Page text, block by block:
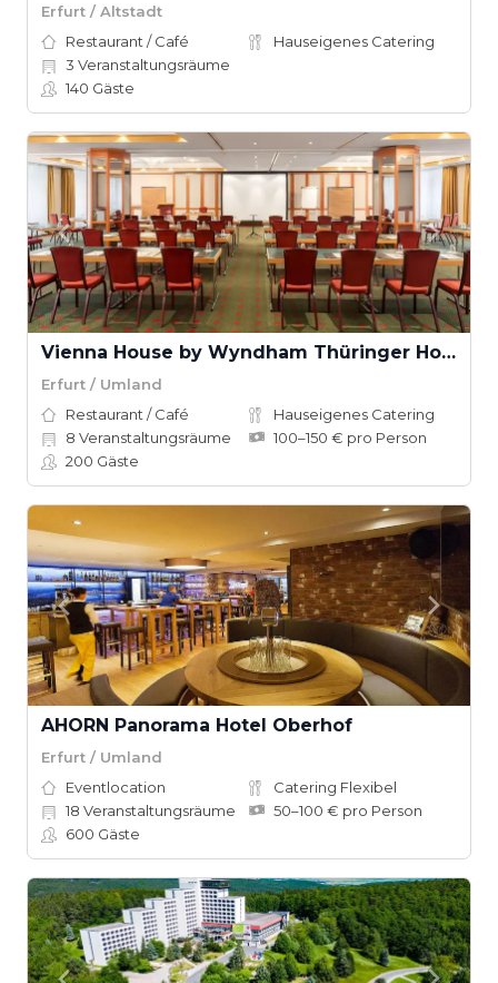
Erfurt / Altstadt
Restaurant / Café
Hauseigenes Catering
3 Veranstaltungsräume
140 Gäste
Vienna House by Wyndham Thüringer Hof Eisenach
Erfurt / Umland
Restaurant / Café
Hauseigenes Catering
8 Veranstaltungsräume
100–150 € pro Person
200 Gäste
AHORN Panorama Hotel Oberhof
Erfurt / Umland
Eventlocation
Catering Flexibel
18 Veranstaltungsräume
50–100 € pro Person
600 Gäste